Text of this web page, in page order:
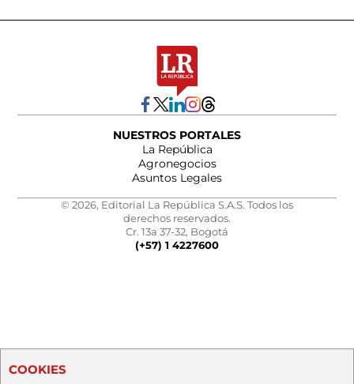
NUESTROS PORTALES
La República
Agronegocios
Asuntos Legales
© 2026, Editorial La República S.A.S. Todos los
derechos reservados.
Cr. 13a 37-32, Bogotá
(+57) 1 4227600
COOKIES